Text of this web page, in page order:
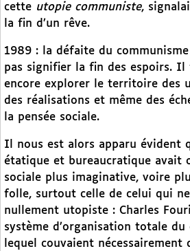
cette utopie communiste,
la fin d’un rêve.
1989 : la défaite du
pas signifier la fin des espoirs.
encore explorer le territoire des
des réalisations et même des
la pensée sociale.
Il nous est alors apparu évident
étatique et bureaucratique avait
sociale plus imaginative, voire
folle, surtout celle de celui qui
nullement utopiste : Charles
système d’organisation totale du
lequel couvaient nécessairement